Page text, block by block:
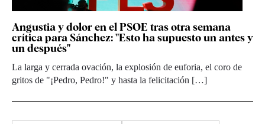
Angustia y dolor en el PSOE tras otra semana
crítica para Sánchez: "Esto ha supuesto un antes y
un después"
La larga y cerrada ovación, la explosión de euforia, el coro de
gritos de "¡Pedro, Pedro!" y hasta la felicitación […]